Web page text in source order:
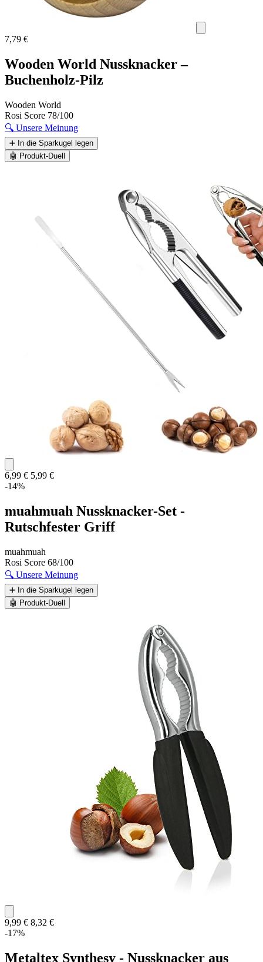
7,79 €
Wooden World Nussknacker –
Buchenholz-Pilz
Wooden World
Rosi Score 78/100
🔍 Unsere Meinung
➕ In die Sparkugel legen
🤖 Produkt-Duell
6,99 € 5,99 €
-14%
muahmuah Nussknacker-Set -
Rutschfester Griff
muahmuah
Rosi Score 68/100
🔍 Unsere Meinung
➕ In die Sparkugel legen
🤖 Produkt-Duell
9,99 € 8,32 €
-17%
Metaltex Synthesy - Nussknacker aus